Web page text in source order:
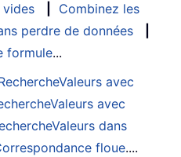
vides
Combinez les
perdre de données
formule...
avec
avec
dans
floue....